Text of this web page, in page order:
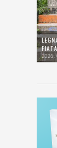
2026.